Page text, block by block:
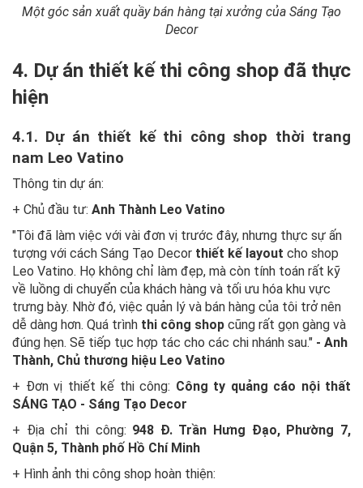
Một góc sản xuất quầy bán hàng tại xưởng của Sáng Tạo
Decor
4. Dự án thiết kế thi công shop đã thực
hiện
4.1. Dự án thiết kế thi công shop thời trang
nam Leo Vatino
Thông tin dự án:
+ Chủ đầu tư: Anh Thành Leo Vatino
"Tôi đã làm việc với vài đơn vị trước đây, nhưng thực sự ấn
tượng với cách Sáng Tạo Decor thiết kế layout cho shop
Leo Vatino. Họ không chỉ làm đẹp, mà còn tính toán rất kỹ
về luồng di chuyển của khách hàng và tối ưu hóa khu vực
trưng bày. Nhờ đó, việc quản lý và bán hàng của tôi trở nên
dễ dàng hơn. Quá trình thi công shop cũng rất gọn gàng và
đúng hẹn. Sẽ tiếp tục hợp tác cho các chi nhánh sau." - Anh
Thành, Chủ thương hiệu Leo Vatino
+ Đơn vị thiết kế thi công: Công ty quảng cáo nội thất
SÁNG TẠO - Sáng Tạo Decor
+ Địa chỉ thi công: 948 Đ. Trần Hưng Đạo, Phường 7,
Quận 5, Thành phố Hồ Chí Minh
+ Hình ảnh thi công shop hoàn thiện: